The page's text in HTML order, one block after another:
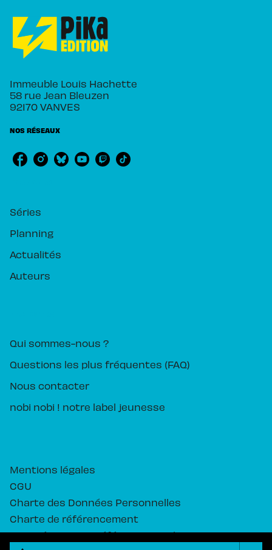
Immeuble Louis Hachette
58 rue Jean Bleuzen
92170 VANVES
NOS RÉSEAUX
Séries
Planning
Actualités
Auteurs
Qui sommes-nous ?
Questions les plus fréquentes (FAQ)
Nous contacter
nobi nobi ! notre label jeunesse
Mentions légales
CGU
Charte des Données Personnelles
Charte de référencement
Paramétrez vos préférences cookies